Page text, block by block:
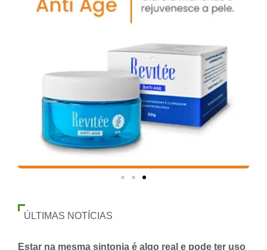
ÚLTIMAS NOTÍCIAS
Estar na mesma sintonia é algo real e pode ter uso